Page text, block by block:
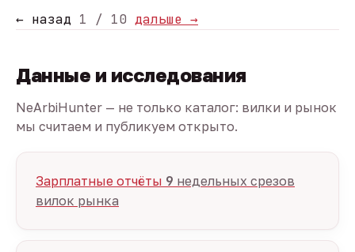
← назад 1 / 10 дальше →
Данные и исследования
NeArbiHunter — не только каталог: вилки и рынок
мы считаем и публикуем открыто.
Зарплатные отчёты 9 недельных срезов
вилок рынка